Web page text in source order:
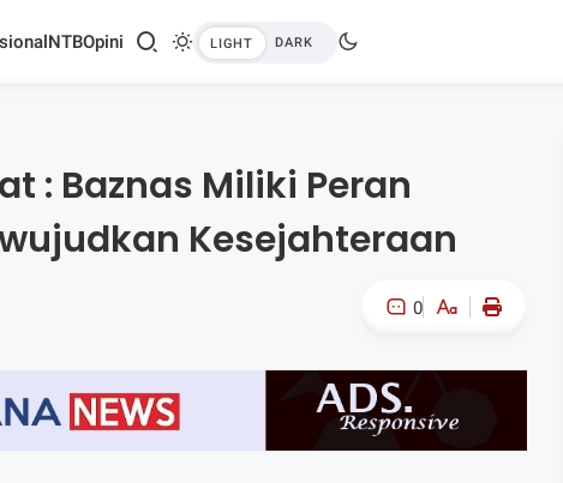
NTBOpini
: Baznas Miliki Peran
Kesejahteraan
0
A-